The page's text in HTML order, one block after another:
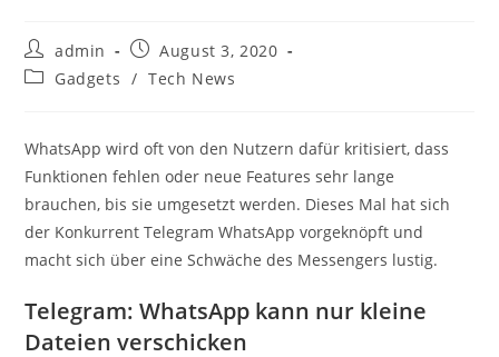
Beitrags-
Autor:
admin
Beitrag
veröffentlicht:
August 3, 2020
Beitrags-
Gadgets / Tech News
WhatsApp wird oft von den Nutzern dafür kritisiert, dass
Funktionen fehlen oder neue Features sehr lange
brauchen, bis sie umgesetzt werden. Dieses Mal hat sich
der Konkurrent Telegram WhatsApp vorgeknöpft und
macht sich über eine Schwäche des Messengers lustig.
Telegram: WhatsApp kann nur kleine
Dateien verschicken